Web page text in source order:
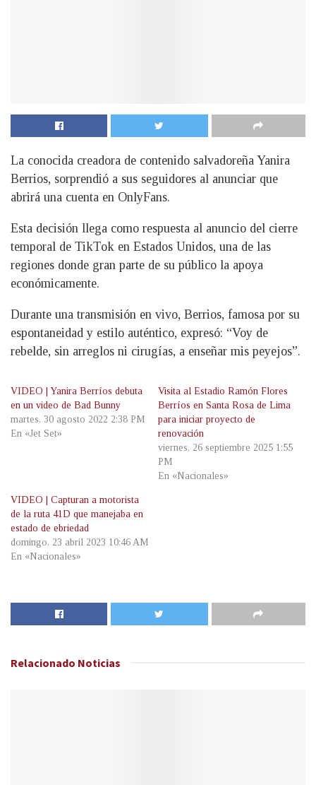
La conocida creadora de contenido salvadoreña Yanira
Berrios, sorprendió a sus seguidores al anunciar que
abrirá una cuenta en OnlyFans.
Esta decisión llega como respuesta al anuncio del cierre
temporal de TikTok en Estados Unidos, una de las
regiones donde gran parte de su público la apoya
económicamente.
Durante una transmisión en vivo, Berrios, famosa por su
espontaneidad y estilo auténtico, expresó: “Voy de
rebelde, sin arreglos ni cirugías, a enseñar mis peyejos”.
VIDEO | Yanira Berríos debuta
en un video de Bad Bunny
martes, 30 agosto 2022 2:38 PM
En «Jet Set»
Visita al Estadio Ramón Flores
Berríos en Santa Rosa de Lima
para iniciar proyecto de
renovación
viernes, 26 septiembre 2025 1:55
PM
En «Nacionales»
VIDEO | Capturan a motorista
de la ruta 41D que manejaba en
estado de ebriedad
domingo, 23 abril 2023 10:46 AM
En «Nacionales»
Relacionado Noticias